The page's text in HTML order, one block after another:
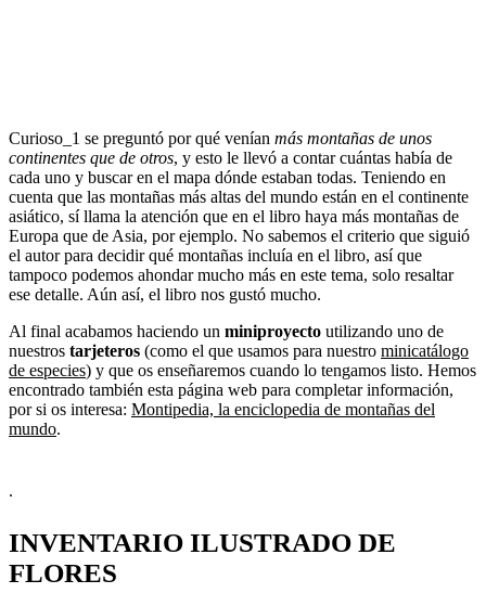
Curioso_1 se preguntó por qué venían más montañas de unos
continentes que de otros, y esto le llevó a contar cuántas había de
cada uno y buscar en el mapa dónde estaban todas. Teniendo en
cuenta que las montañas más altas del mundo están en el continente
asiático, sí llama la atención que en el libro haya más montañas de
Europa que de Asia, por ejemplo. No sabemos el criterio que siguió
el autor para decidir qué montañas incluía en el libro, así que
tampoco podemos ahondar mucho más en este tema, solo resaltar
ese detalle. Aún así, el libro nos gustó mucho.
Al final acabamos haciendo un miniproyecto utilizando uno de
nuestros tarjeteros (como el que usamos para nuestro minicatálogo
de especies) y que os enseñaremos cuando lo tengamos listo. Hemos
encontrado también esta página web para completar información,
por si os interesa: Montipedia, la enciclopedia de montañas del
mundo.
.
INVENTARIO ILUSTRADO DE
FLORES